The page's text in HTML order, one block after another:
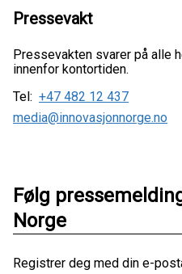
Pressevakt
Pressevakten svarer på alle
innenfor kontortiden.
Tel: +47 482 12 437
media@innovasjonnorge.no
Følg
Norge
Registrer deg med din e-